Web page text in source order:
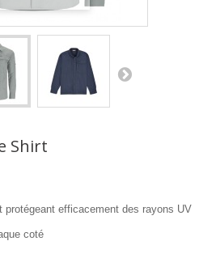
Shirt
protégeant efficacement des rayons UV
coté